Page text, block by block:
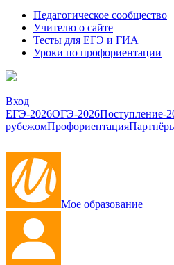
Педагогическое сообщество
Учителю о сайте
Тесты для ЕГЭ и ГИА
Уроки по профориентации
Вход
ЕГЭ-2026ОГЭ-2026Поступление-
рубежомПрофориентация
Мое образование